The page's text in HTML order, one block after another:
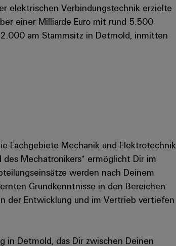
elektrischen Verbindungstechnik erzielte
einer Milliarde Euro mit rund 5.500
am Stammsitz in Detmold, inmitten
Fachgebiete Mechanik und Elektrotechnik
Mechatronikers* ermöglicht Dir im
werden nach Deinem
Grundkenntnisse in den Bereichen
der Entwicklung und im Vertrieb vertiefen
in Detmold, das Dir zwischen Deinen